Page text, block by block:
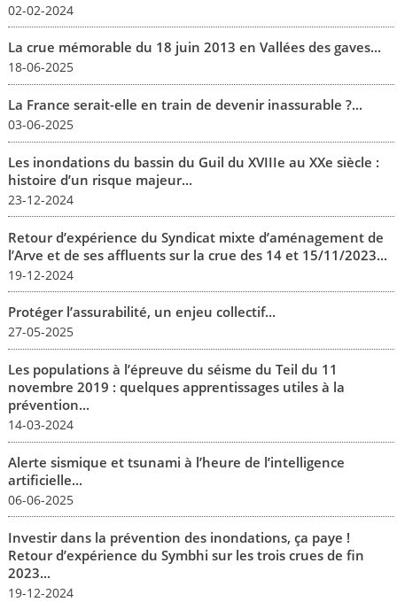
02-02-2024
La crue mémorable du 18 juin 2013 en Vallées des gaves...
18-06-2025
La France serait-elle en train de devenir inassurable ?...
03-06-2025
Les inondations du bassin du Guil du XVIIIe au XXe siècle :
histoire d’un risque majeur...
23-12-2024
Retour d’expérience du Syndicat mixte d’aménagement de
l’Arve et de ses affluents sur la crue des 14 et 15/11/2023...
19-12-2024
Protéger l’assurabilité, un enjeu collectif...
27-05-2025
Les populations à l’épreuve du séisme du Teil du 11
novembre 2019 : quelques apprentissages utiles à la
prévention...
14-03-2024
Alerte sismique et tsunami à l’heure de l’intelligence
artificielle...
06-06-2025
Investir dans la prévention des inondations, ça paye !
Retour d’expérience du Symbhi sur les trois crues de fin
2023...
19-12-2024